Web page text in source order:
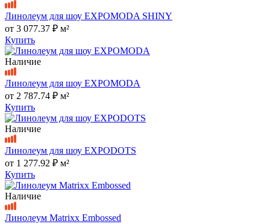
Линолеум для шоу EXPOMODA SHINY
от 3 077.37 ₽ м²
Купить
Наличие
Линолеум для шоу EXPOMODA
от 2 787.74 ₽ м²
Купить
Наличие
Линолеум для шоу EXPODOTS
от 1 277.92 ₽ м²
Купить
Наличие
Линолеум Matrixx Embossed